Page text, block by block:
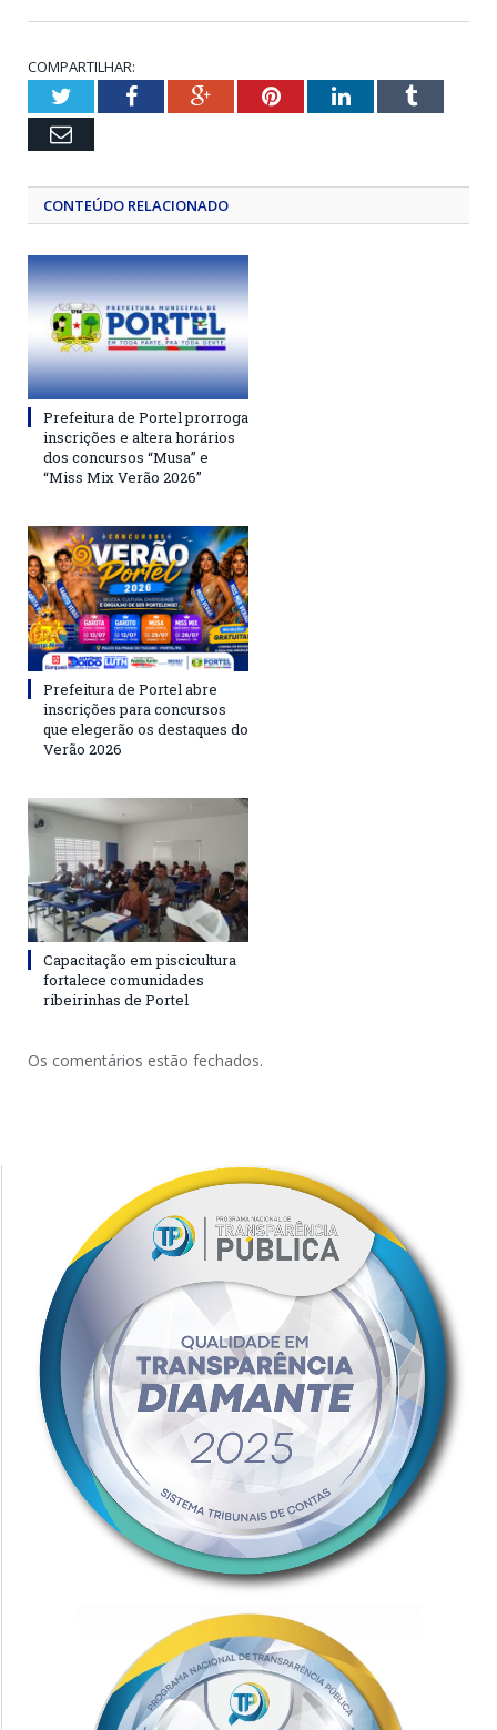
COMPARTILHAR:
TwitterFacebookGoogle+PinterestLinkedInTumblr
Email
CONTEÚDO RELACIONADO
Prefeitura de Portel prorroga
inscrições e altera horários
dos concursos “Musa” e
“Miss Mix Verão 2026”
Prefeitura de Portel abre
inscrições para concursos
que elegerão os destaques do
Verão 2026
Capacitação em piscicultura
fortalece comunidades
ribeirinhas de Portel
Os comentários estão fechados.